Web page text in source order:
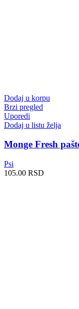
Dodaj u korpu
Brzi pregled
Uporedi
Dodaj u listu želja
Monge Fresh
Psi
105.00 RSD